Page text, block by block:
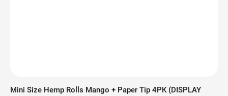
Mini Size Hemp Rolls Mango + Paper Tip 4PK (DISPLAY